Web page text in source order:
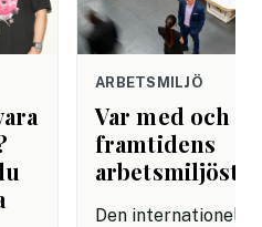
ARBETSMILJÖ
Var med och
framtidens
Den internationella